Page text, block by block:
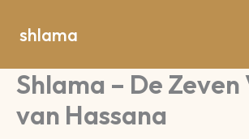
naar
inhoud
shlama
Shlama – De Zeven
van Hassana